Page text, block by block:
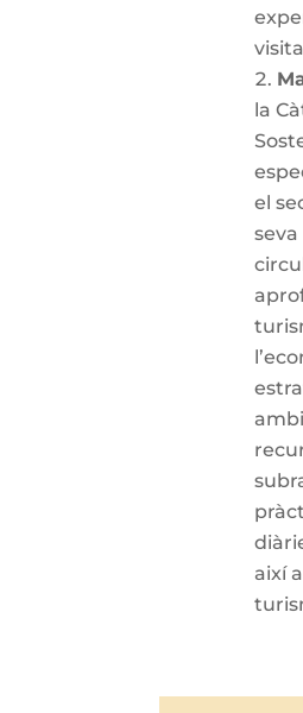
la
el
així